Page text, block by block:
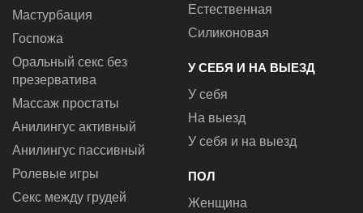
Мастурбация
Госпожа
Оральный секс без
презерватива
Массаж простаты
Анилингус активный
Анилингус пассивный
Ролевые игры
Секс между грудей
Естественная
Силиконовая
У СЕБЯ И НА ВЫЕЗД
У себя
На выезд
У себя и на выезд
ПОЛ
Женщина